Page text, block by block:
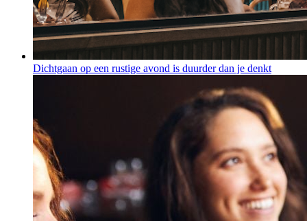
Dichtgaan op een rustige avond is duurder dan je denkt